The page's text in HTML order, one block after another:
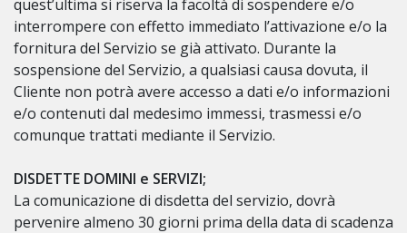
quest’ultima si riserva la facoltà di sospendere e/o
interrompere con effetto immediato l’attivazione e/o la
fornitura del Servizio se già attivato. Durante la
sospensione del Servizio, a qualsiasi causa dovuta, il
Cliente non potrà avere accesso a dati e/o informazioni
e/o contenuti dal medesimo immessi, trasmessi e/o
comunque trattati mediante il Servizio.
DISDETTE DOMINI e SERVIZI;
La comunicazione di disdetta del servizio, dovrà
pervenire almeno 30 giorni prima della data di scadenza